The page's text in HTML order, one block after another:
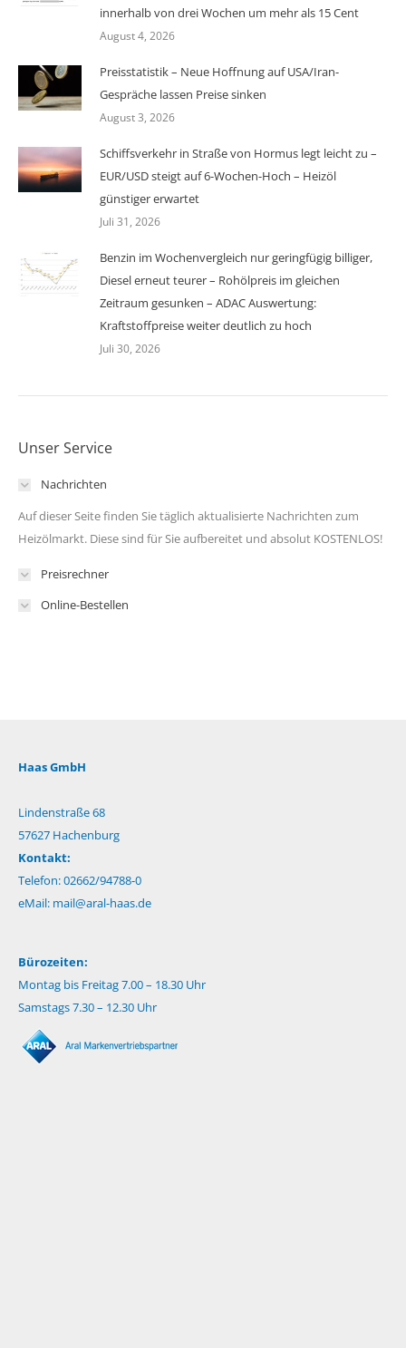
innerhalb von drei Wochen um mehr als 15 Cent
August 4, 2026
Preisstatistik – Neue Hoffnung auf USA/Iran-
Gespräche lassen Preise sinken
August 3, 2026
Schiffsverkehr in Straße von Hormus legt leicht zu –
EUR/USD steigt auf 6-Wochen-Hoch – Heizöl
günstiger erwartet
Juli 31, 2026
Benzin im Wochenvergleich nur geringfügig billiger,
Diesel erneut teurer – Rohölpreis im gleichen
Zeitraum gesunken – ADAC Auswertung:
Kraftstoffpreise weiter deutlich zu hoch
Juli 30, 2026
Unser Service
Nachrichten
Auf dieser Seite finden Sie täglich aktualisierte Nachrichten zum
Heizölmarkt. Diese sind für Sie aufbereitet und absolut KOSTENLOS!
Preisrechner
Online-Bestellen
Haas GmbH
Lindenstraße 68
57627 Hachenburg
Kontakt:
Telefon: 02662/94788-0
eMail: mail@aral-haas.de
Bürozeiten:
Montag bis Freitag 7.00 – 18.30 Uhr
Samstags 7.30 – 12.30 Uhr